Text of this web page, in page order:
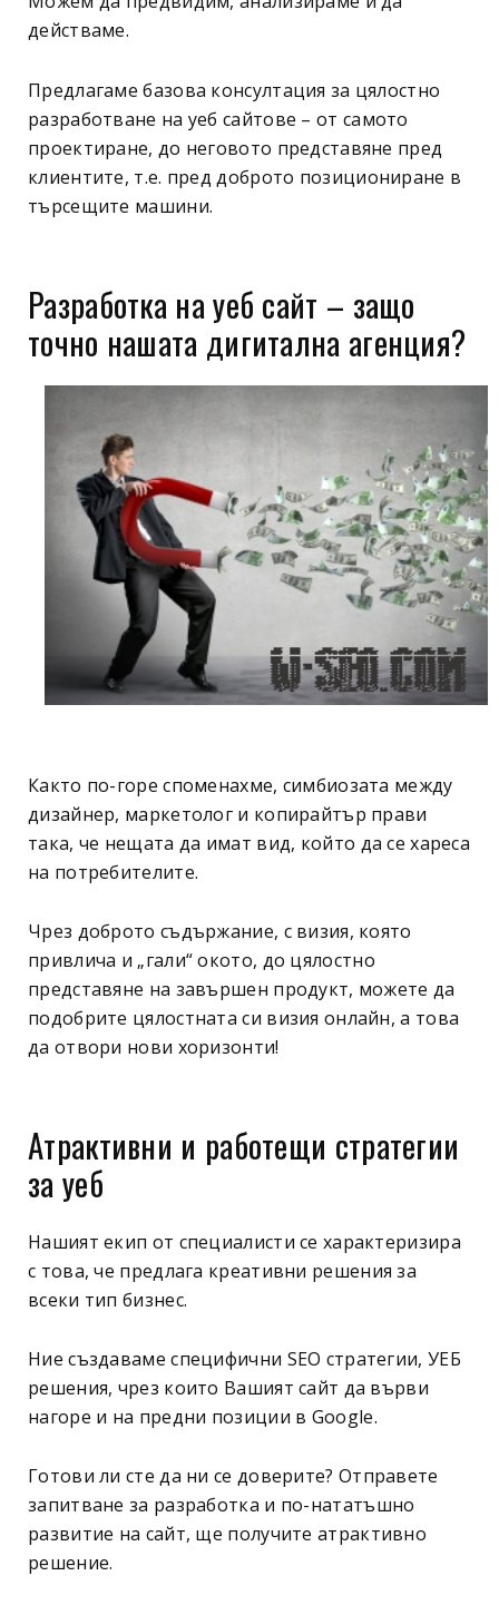
действаме.
Предлагаме базова консултация за цялостно
разработване на уеб сайтове – от самото
проектиране, до неговото представяне пред
клиентите, т.е. пред доброто позициониране в
търсещите машини.
Разработка на уеб сайт – защо
точно нашата дигитална агенция?
Както по-горе споменахме, симбиозата между
дизайнер, маркетолог и копирайтър прави
така, че нещата да имат вид, който да се хареса
на потребителите.
Чрез доброто съдържание, с визия, която
привлича и „гали“ окото, до цялостно
представяне на завършен продукт, можете да
подобрите цялостната си визия онлайн, а това
да отвори нови хоризонти!
Атрактивни и работещи стратегии
за уеб
Нашият екип от специалисти се характеризира
с това, че предлага креативни решения за
всеки тип бизнес.
Ние създаваме специфични SEO стратегии, УЕБ
решения, чрез които Вашият сайт да върви
нагоре и на предни позиции в Google.
Готови ли сте да ни се доверите? Отправете
запитване за разработка и по-нататъшно
развитие на сайт, ще получите атрактивно
решение.